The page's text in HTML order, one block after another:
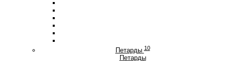
Петарды 10
Петарды